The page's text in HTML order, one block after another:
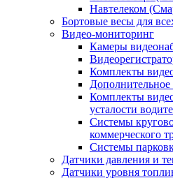
Навтелеком
Бортовые весы для
Видео-мониторинг
Камеры
Комплекты
Дополнительное
Комплекты
усталости
Системы
коммерческого
Системы
Датчики давления и
Датчики уровня